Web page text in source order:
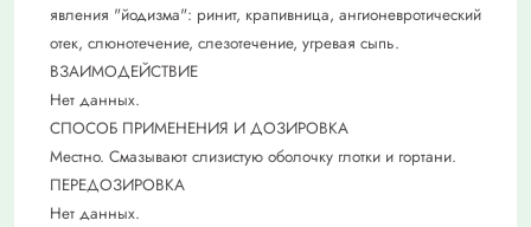
явления "йодизма": ринит, крапивница, ангионевротический
отек, слюнотечение, слезотечение, угревая сыпь.
ВЗАИМОДЕЙСТВИЕ
Нет данных.
СПОСОБ ПРИМЕНЕНИЯ И ДОЗИРОВКА
Местно. Смазывают слизистую оболочку глотки и гортани.
ПЕРЕДОЗИРОВКА
Нет данных.